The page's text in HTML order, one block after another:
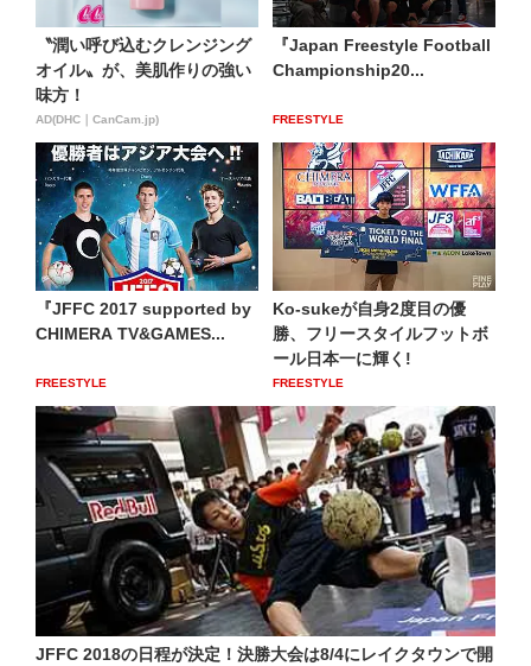
〝潤い呼び込むクレンジング
オイル〟が、美肌作りの強い
味方！
AD(DHC｜CanCam.jp)
『Japan Freestyle Football
Championship20...
FREESTYLE
『JFFC 2017 supported by
CHIMERA TV&GAMES...
FREESTYLE
Ko-sukeが自身2度目の優
勝、フリースタイルフットボ
ール日本一に輝く!
FREESTYLE
JFFC 2018の日程が決定！決勝大会は8/4にレイクタウンで開